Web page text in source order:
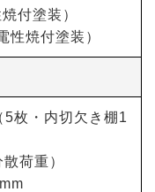
付塗装）
性焼付塗装）
枚・内切欠き棚1
荷重）